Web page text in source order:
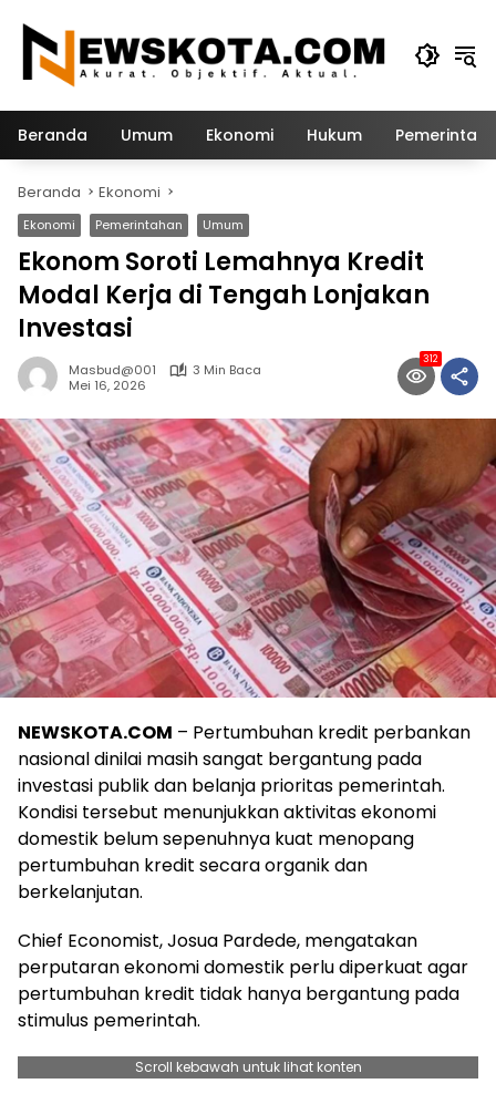
konten
Beranda Umum Ekonomi Hukum
Beranda Ekonomi
Ekonomi Pemerintahan Umum
Ekonom Soroti Lemahnya Kredit
Modal Kerja di Tengah Lonjakan
Investasi
Masbud@001
3 Min Baca
Mei 16, 2026
312
NEWSKOTA.COM – Pertumbuhan kredit perbankan
nasional dinilai masih sangat bergantung pada
investasi publik dan belanja prioritas pemerintah.
Kondisi tersebut menunjukkan aktivitas ekonomi
domestik belum sepenuhnya kuat menopang
pertumbuhan kredit secara organik dan
berkelanjutan.
Chief Economist, Josua Pardede, mengatakan
perputaran ekonomi domestik perlu diperkuat agar
pertumbuhan kredit tidak hanya bergantung pada
stimulus pemerintah.
Scroll kebawah untuk lihat konten